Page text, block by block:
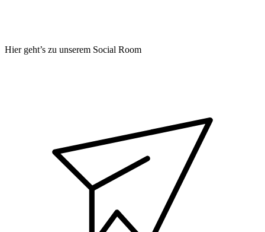
Hier geht’s zu unserem Social Room